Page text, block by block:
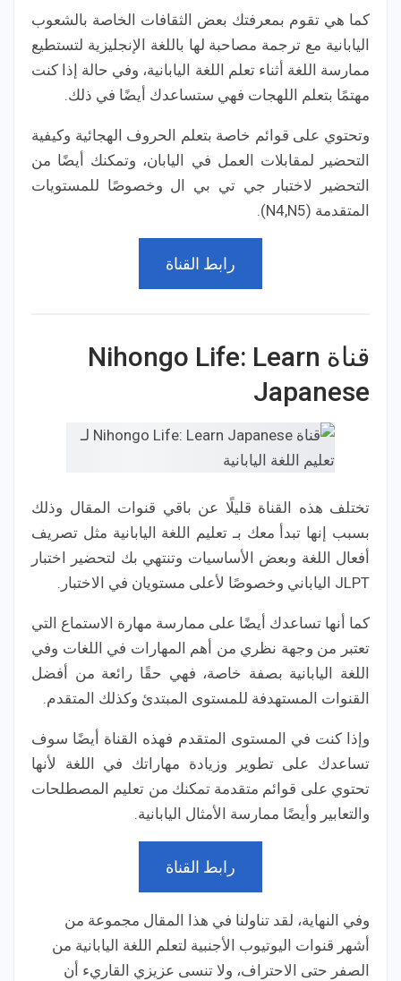
كما هي تقوم بمعرفتك بعض الثقافات الخاصة بالشعوب
اليابانية مع ترجمة مصاحبة لها باللغة الإنجليزية لتستطيع
ممارسة اللغة أثناء تعلم اللغة اليابانية، وفي حالة إذا كنت
مهتمًا بتعلم اللهجات فهي ستساعدك أيضًا في ذلك.
وتحتوي على قوائم خاصة بتعلم الحروف الهجائية وكيفية
التحضير لمقابلات العمل في اليابان، وتمكنك أيضًا من
التحضير لاختبار جي تي بي ال وخصوصًا للمستويات
المتقدمة (N4,N5).
رابط القناة
قناة Nihongo Life: Learn
Japanese
تختلف هذه القناة قليلًا عن باقي قنوات المقال وذلك
بسبب إنها تبدأ معك بـ تعليم اللغة اليابانية مثل تصريف
أفعال اللغة وبعض الأساسيات وتنتهي بك لتحضير اختبار
JLPT الياباني وخصوصًا لأعلى مستويان في الاختبار.
كما أنها تساعدك أيضًا على ممارسة مهارة الاستماع التي
تعتبر من وجهة نظري من أهم المهارات في اللغات وفي
اللغة اليابانية بصفة خاصة، فهي حقًا رائعة من أفضل
القنوات المستهدفة للمستوى المبتدئ وكذلك المتقدم.
وإذا كنت في المستوى المتقدم فهذه القناة أيضًا سوف
تساعدك على تطوير وزيادة مهاراتك في اللغة لأنها
تحتوي على قوائم متقدمة تمكنك من تعليم المصطلحات
والتعابير وأيضًا ممارسة الأمثال اليابانية.
رابط القناة
وفي النهاية، لقد تناولنا في هذا المقال مجموعة من
أشهر قنوات اليوتيوب الأجنبية لتعلم اللغة اليابانية من
الصفر حتى الاحتراف، ولا تنسى عزيزي القاريء أن